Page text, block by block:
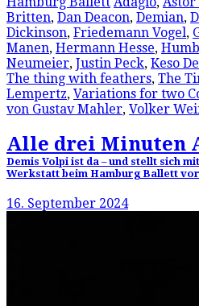
Britten, Dan Deacon, Demian,
Dickinson, Friedemann Vogel,
Manen, Hermann Hesse,
Neumeier, Justin Peck, Keso
The thing with feathers, The
Lempertz, Variations for two
von Gustav Mahler, Volker
Alle drei Minuten
Demis Volpi ist da – und stellt sich
Werkstatt beim Hamburg Ballett vor
16. September 2024